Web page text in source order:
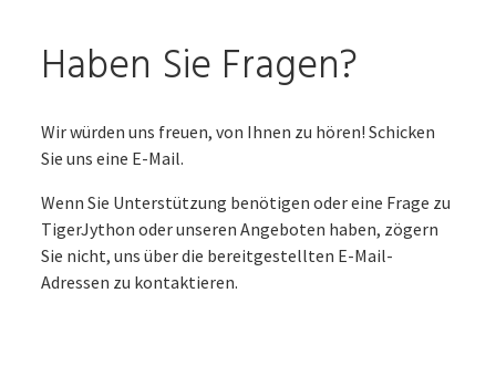
Haben Sie Fragen?
Wir würden uns freuen, von Ihnen zu hören! Schicken
Sie uns eine E-Mail.
Wenn Sie Unterstützung benötigen oder eine Frage zu
TigerJython oder unseren Angeboten haben, zögern
Sie nicht, uns über die bereitgestellten E-Mail-
Adressen zu kontaktieren.